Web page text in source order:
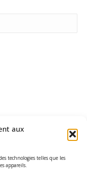
aux
technologies telles que les
appareils.
Studio